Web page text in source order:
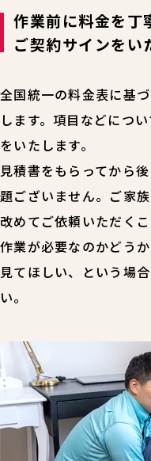
作業前に料金を丁
ご契約サインをい
全国統一の料金表に基
します。項目などにつ
をいたします。
見積書をもらってから
題ございません。ご家
改めてご依頼いただくこ
作業が必要なのかどう
見てほしい、という場
い。